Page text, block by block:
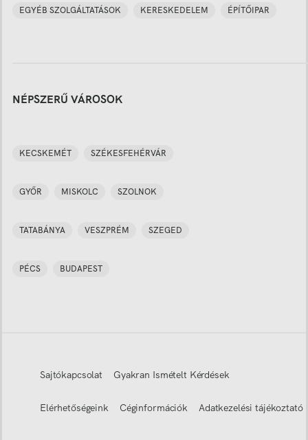
EGYÉB SZOLGÁLTATÁSOK KERESKEDELEM ÉPÍTŐIPAR
NÉPSZERŰ VÁROSOK
KECSKEMÉT SZÉKESFEHÉRVÁR
GYŐR MISKOLC SZOLNOK
TATABÁNYA VESZPRÉM SZEGED
PÉCS BUDAPEST
Sajtókapcsolat Gyakran Ismételt Kérdések
Elérhetőségeink Céginformációk Adatkezelési tájékoztató